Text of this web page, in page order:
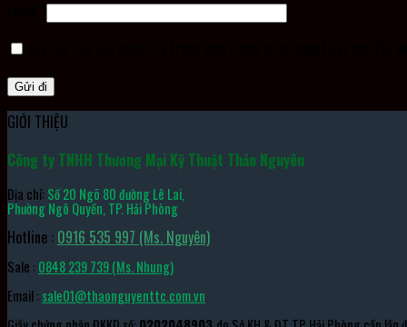
GIỚI THIỆU
Công ty TNHH Thương Mại Kỹ Thuật Thảo Nguyên
Địa chỉ:Số 20 Ngõ 80 đường Lê Lai,
Phường Ngô Quyền, TP. Hải Phòng
Hotline : 0916 535 997 (Ms. Nguyên)
Sale :0848 239 739 (Ms. Nhung)
Email :sale01@thaonguyenttc.com.vn